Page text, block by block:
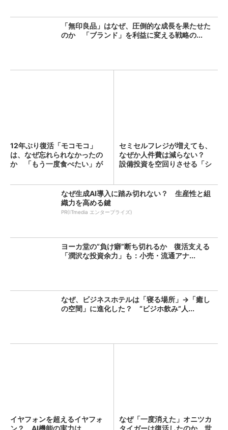
「無印良品」はなぜ、圧倒的な成長を果たせた
のか 「ブランド」を利益に変える戦略の...
12年ぶり復活「モコモコ」
は、なぜ忘れられなかったの
か 「もう一度食べたい」が
セミセルフレジが増えても、
なぜか人件費は減らない？
設備投資を空回りさせる「シ
なぜ生成AI導入に踏み切れない？ 生産性と組
織力を高める鍵
PR(ITmedia エンタープライズ)
ヨーカ堂の“負け癖”断ち切れるか 復活支える
「潤沢な投資余力」も：小売・流通アナ...
なぜ、ビジネスホテルは「寝る場所」→「癒し
の空間」に進化した？ “ビジホ飲み”人...
イヤフォンを超えるイヤフォ
ン？ AI機能の実力は
なぜ「一度消えた」オニツカ
タイガーは復活したのか 世